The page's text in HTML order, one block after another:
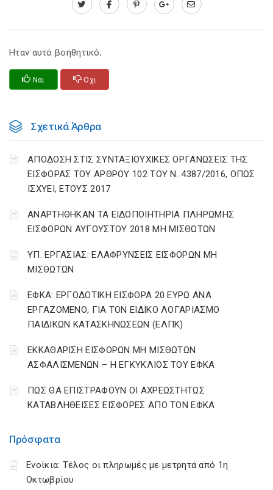
Πρόσφατα
Ενοίκια: Τέλος οι πληρωμές με μετρητά από 1η
Οκτωβρίου
Ηταν αυτό βοηθητικό;
Ναι Οχι
Σχετικά Άρθρα
ΑΠΟΔΟΣΗ ΣΤΙΣ ΣΥΝΤΑΞΙΟΥΧΙΚΕΣ ΟΡΓΑΝΩΣΕΙΣ ΤΗΣ
ΕΙΣΦΟΡΑΣ ΤΟΥ ΑΡΘΡΟΥ 102 ΤΟΥ Ν. 4387/2016, ΟΠΩΣ
ΙΣΧΥΕΙ, ΕΤΟΥΣ 2017
ΑΝΑΡΤΗΘΗΚΑΝ ΤΑ ΕΙΔΟΠΟΙΗΤΗΡΙΑ ΠΛΗΡΩΜΗΣ
ΕΙΣΦΟΡΩΝ ΑΥΓΟΥΣΤΟΥ 2018 ΜΗ ΜΙΣΘΩΤΩΝ
ΥΠ. ΕΡΓΑΣΙΑΣ: ΕΛΑΦΡΥΝΣΕΙΣ ΕΙΣΦΟΡΩΝ ΜΗ
ΜΙΣΘΩΤΩΝ
ΕΦΚΑ: ΕΡΓΟΔΟΤΙΚΗ ΕΙΣΦΟΡΑ 20 ΕΥΡΩ ΑΝΑ
ΕΡΓΑΖΟΜΕΝΟ, ΓΙΑ ΤΟΝ ΕΙΔΙΚΟ ΛΟΓΑΡΙΑΣΜΟ
ΠΑΙΔΙΚΩΝ ΚΑΤΑΣΚΗΝΩΣΕΩΝ (ΕΛΠΚ)
ΕΚΚΑΘΑΡΙΣΗ ΕΙΣΦΟΡΩΝ ΜΗ ΜΙΣΘΩΤΩΝ
ΑΣΦΑΛΙΣΜΕΝΩΝ – Η ΕΓΚΥΚΛΙΟΣ ΤΟΥ ΕΦΚΑ
ΠΩΣ ΘΑ ΕΠΙΣΤΡΑΦΟΥΝ ΟΙ ΑΧΡΕΩΣΤΗΤΩΣ
ΚΑΤΑΒΛΗΘΕΙΣΕΣ ΕΙΣΦΟΡΕΣ ΑΠΟ ΤΟΝ ΕΦΚΑ